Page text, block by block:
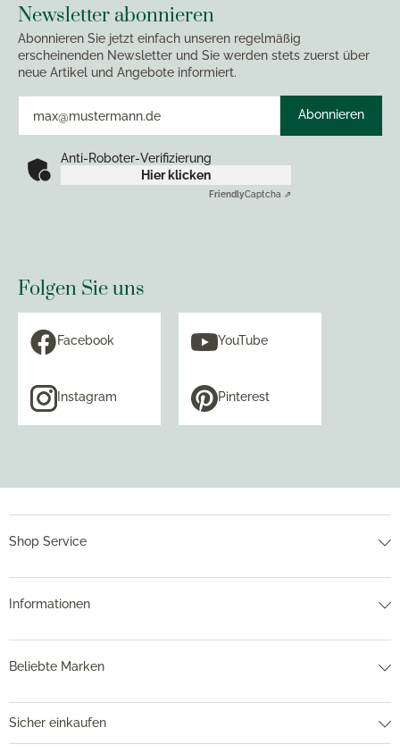
Newsletter abonnieren
Abonnieren Sie jetzt einfach unseren regelmäßig
erscheinenden Newsletter und Sie werden stets zuerst über
neue Artikel und Angebote informiert.
Abonnieren
Anti-Roboter-Verifizierung
Hier klicken
FriendlyCaptcha ⇗
Folgen Sie uns
Facebook YouTube
Instagram Pinterest
Shop Service
Informationen
Beliebte Marken
Sicher einkaufen